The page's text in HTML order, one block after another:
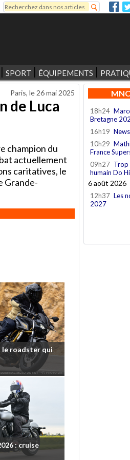
Formulaire de recherche
Rechercher
SPORT ÉQUIPEMENTS
Paris, le 26 mai 2025
de Luca
champion du
actuellement
caritatives, le
Grande-
le roadster qui
: cruise
MNC
18h24
Bretagne
16h19
10h29
France
09h27 Trop
humain Do
6 août 2026
12h37 Les
2027